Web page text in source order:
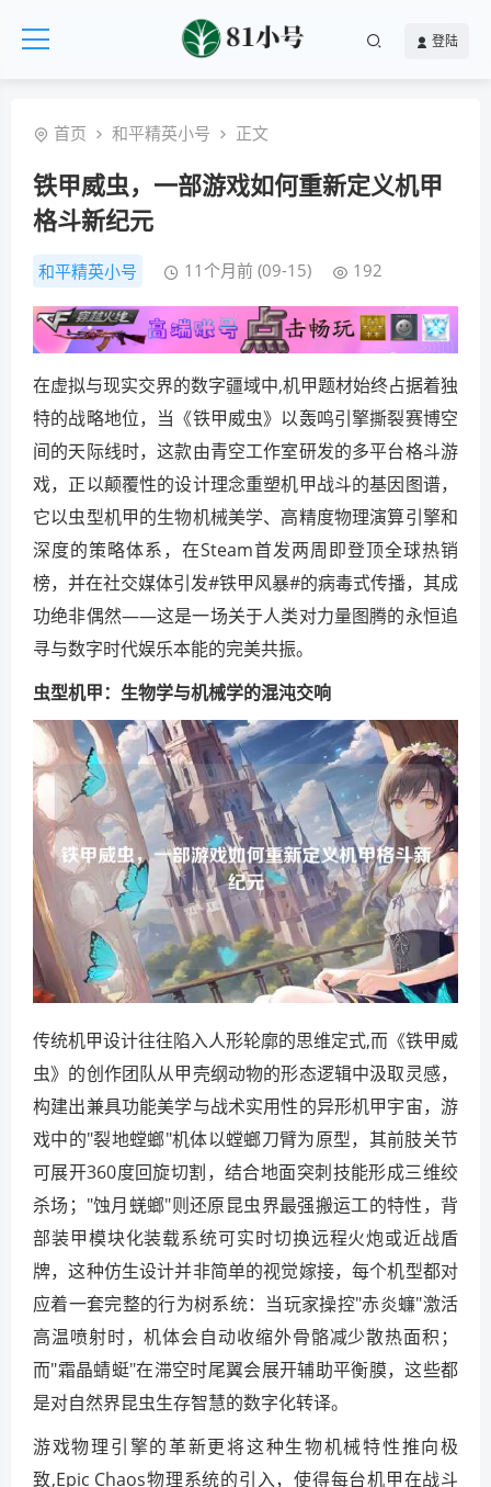
登陆
首页 和平精英小号 正文
铁甲威虫，一部游戏如何重新定义机甲
格斗新纪元
和平精英小号 11个月前 (09-15) 192
在虚拟与现实交界的数字疆域中,机甲题材始终占据着独
特的战略地位，当《铁甲威虫》以轰鸣引擎撕裂赛博空
间的天际线时，这款由青空工作室研发的多平台格斗游
戏，正以颠覆性的设计理念重塑机甲战斗的基因图谱，
它以虫型机甲的生物机械美学、高精度物理演算引擎和
深度的策略体系，在Steam首发两周即登顶全球热销
榜，并在社交媒体引发#铁甲风暴#的病毒式传播，其成
功绝非偶然——这是一场关于人类对力量图腾的永恒追
寻与数字时代娱乐本能的完美共振。
虫型机甲：生物学与机械学的混沌交响
传统机甲设计往往陷入人形轮廓的思维定式,而《铁甲威
虫》的创作团队从甲壳纲动物的形态逻辑中汲取灵感，
构建出兼具功能美学与战术实用性的异形机甲宇宙，游
戏中的"裂地螳螂"机体以螳螂刀臂为原型，其前肢关节
可展开360度回旋切割，结合地面突刺技能形成三维绞
杀场；"蚀月蜣螂"则还原昆虫界最强搬运工的特性，背
部装甲模块化装载系统可实时切换远程火炮或近战盾
牌，这种仿生设计并非简单的视觉嫁接，每个机型都对
应着一套完整的行为树系统：当玩家操控"赤炎蠊"激活
高温喷射时，机体会自动收缩外骨骼减少散热面积；
而"霜晶蜻蜓"在滞空时尾翼会展开辅助平衡膜，这些都
是对自然界昆虫生存智慧的数字化转译。
游戏物理引擎的革新更将这种生物机械特性推向极
致,Epic Chaos物理系统的引入，使得每台机甲在战斗